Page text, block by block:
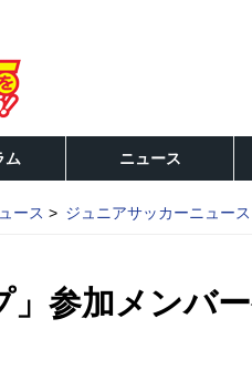
ム ニュース
ース ジュニアサッカーニュース
」参加メンバー